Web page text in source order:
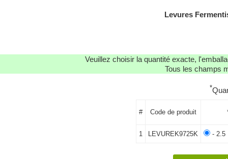
Levures
Veuillez choisir la quantité exacte,
Tous les champs
*
# Code de produit
1 LEVUREK9725K - 2.5